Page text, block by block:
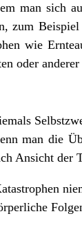
man sich
zum
wie
oder
man die
Ansicht